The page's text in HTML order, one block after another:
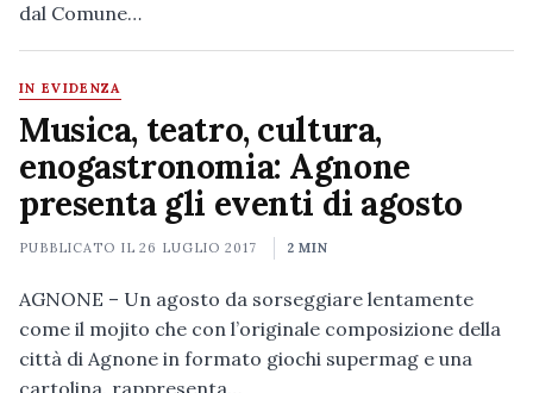
dal Comune…
IN EVIDENZA
Musica, teatro, cultura,
enogastronomia: Agnone
presenta gli eventi di agosto
PUBBLICATO IL26 LUGLIO 2017 2 MIN
AGNONE – Un agosto da sorseggiare lentamente
come il mojito che con l’originale composizione della
città di Agnone in formato giochi supermag e una
cartolina, rappresenta…